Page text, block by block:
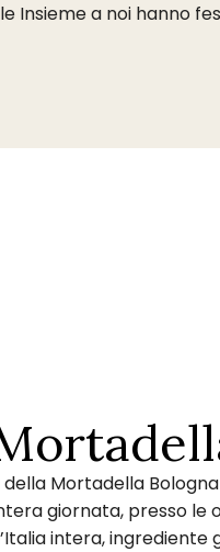
Insieme a noi hanno
Mortadella
giornata, presso
intera, ingrediente